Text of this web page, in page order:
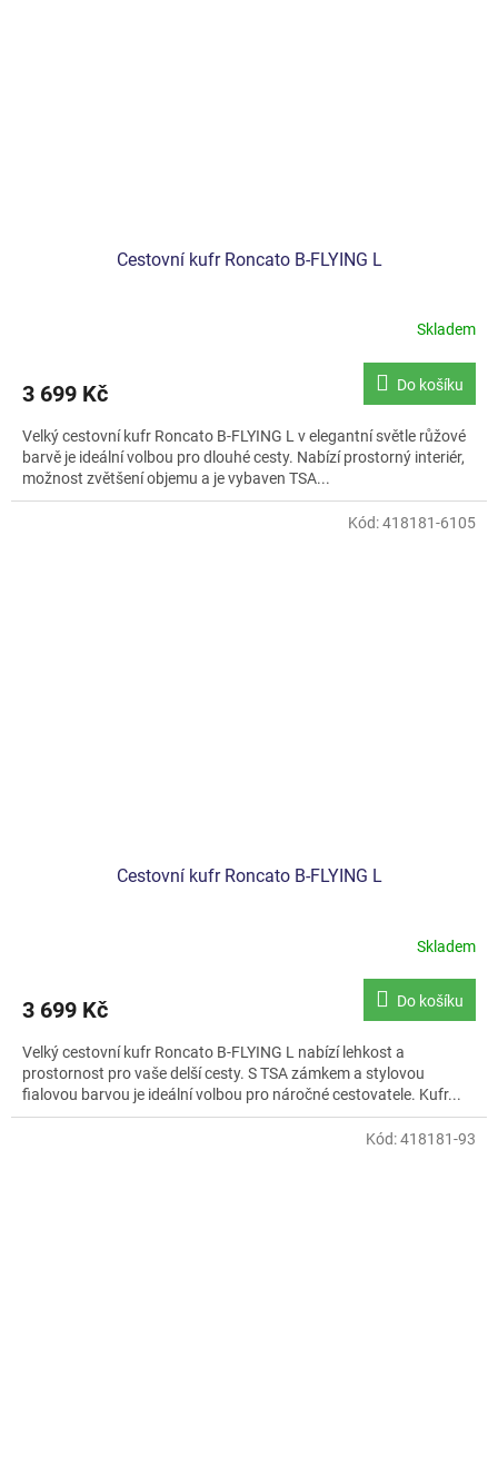
Cestovní kufr Roncato B-FLYING L
Skladem
3 699 Kč Do košíku
Velký cestovní kufr Roncato B-FLYING L v elegantní světle růžové
barvě je ideální volbou pro dlouhé cesty. Nabízí prostorný interiér,
možnost zvětšení objemu a je vybaven TSA...
Cestovní kufr Roncato B-FLYING L
Skladem
3 699 Kč Do košíku
Velký cestovní kufr Roncato B-FLYING L nabízí lehkost a
prostornost pro vaše delší cesty. S TSA zámkem a stylovou
fialovou barvou je ideální volbou pro náročné cestovatele. Kufr...
Kód:418181-6105
Kód:418181-93